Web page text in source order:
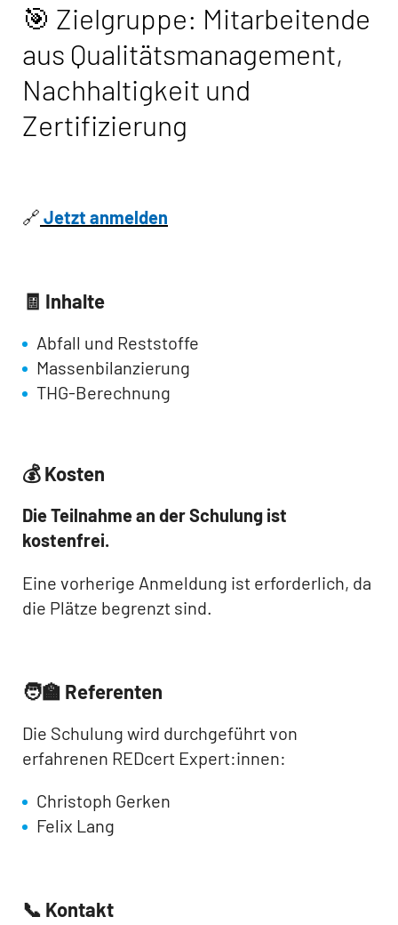
🎯 Zielgruppe: Mitarbeitende
aus Qualitätsmanagement,
Nachhaltigkeit und
Zertifizierung
🔗 Jetzt anmelden
🧾 Inhalte
Abfall und Reststoffe
Massenbilanzierung
THG-Berechnung
💰 Kosten
Die Teilnahme an der Schulung ist
kostenfrei.
Eine vorherige Anmeldung ist erforderlich, da
die Plätze begrenzt sind.
🧑‍🏫 Referenten
Die Schulung wird durchgeführt von
erfahrenen REDcert Expert:innen:
Christoph Gerken
Felix Lang
📞 Kontakt